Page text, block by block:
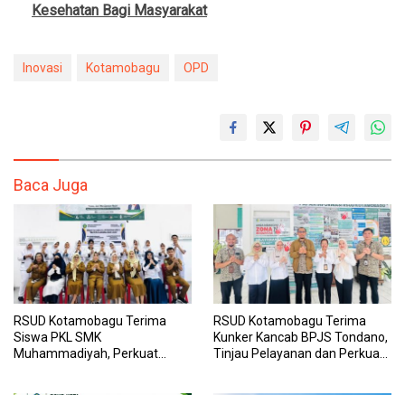
Kesehatan Bagi Masyarakat
Inovasi Kotamobagu OPD
Baca Juga
RSUD Kotamobagu Terima
Siswa PKL SMK
Muhammadiyah, Perkuat
RSUD Kotamobagu Terima
Kunker Kancab BPJS Tondano,
Tinjau Pelayanan dan Perkuat